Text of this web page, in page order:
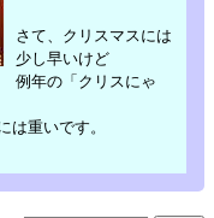
さて、クリスマスには
少し早いけど
例年の「クリスにゃ
は重いです。